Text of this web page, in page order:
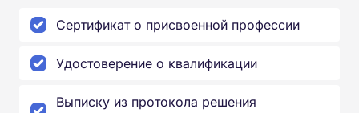
Сертификат о присвоенной профессии
Удостоверение о квалификации
Выписку из протокола решения